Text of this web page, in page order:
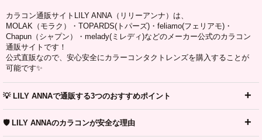
カラコン通販サイトLILY ANNA（リリーアンナ）は、
MOLAK（モラク）・TOPARDS(トパーズ)・feliamo(フェリアモ)・
Chapun（シャプン）・melady(ミレディ)などのメーカー公式のカラコン
通販サイトです！
公式直販なので、安心安全にカラーコンタクトレンズを購入することが
可能です✨
💡 LILY ANNAで通販する3つのおすすめポイント
🛡️ LILY ANNAのカラコンが安全な理由